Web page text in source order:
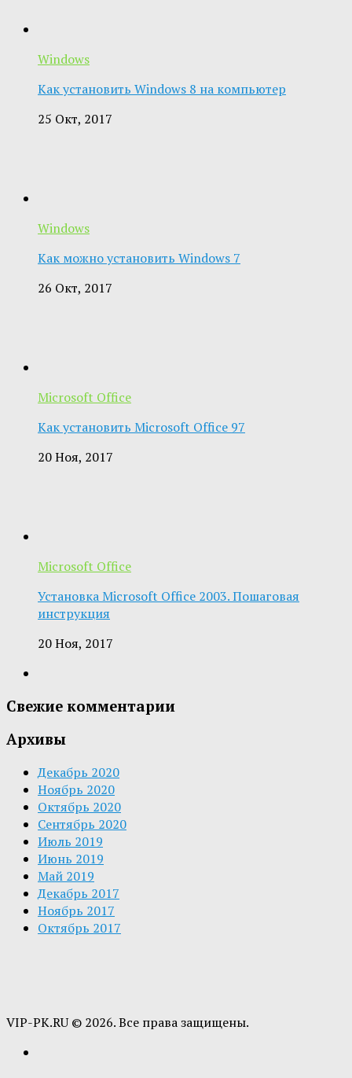
Windows
Как установить Windows 8 на компьютер
25 Окт, 2017
Windows
Как можно установить Windows 7
26 Окт, 2017
Microsoft Office
Как установить Microsoft Office 97
20 Ноя, 2017
Microsoft Office
Установка Microsoft Office 2003. Пошаговая
инструкция
20 Ноя, 2017
Свежие комментарии
Архивы
Декабрь 2020
Ноябрь 2020
Октябрь 2020
Сентябрь 2020
Июль 2019
Июнь 2019
Май 2019
Декабрь 2017
Ноябрь 2017
Октябрь 2017
VIP-PK.RU © 2026. Все права защищены.